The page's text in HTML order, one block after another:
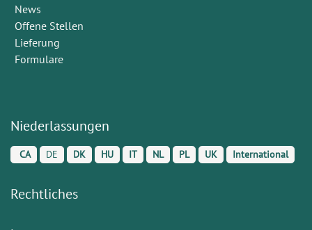
News
Offene Stellen
Lieferung
Formulare
Niederlassungen
CA DE DK HU IT NL PL UK International
Rechtliches